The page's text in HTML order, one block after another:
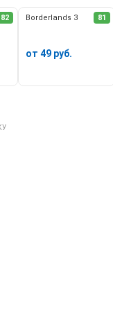
82 81
Borderlands 3
от 49 руб.